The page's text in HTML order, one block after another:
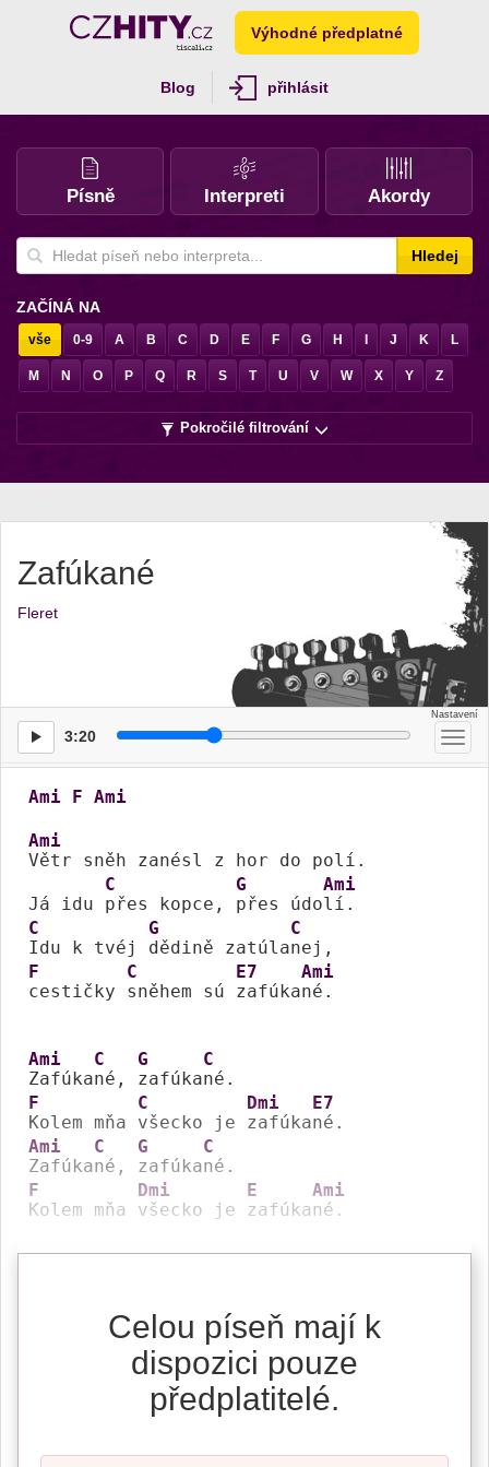
Výhodné předplatné
Blog přihlásit
Písně Interpreti Akordy
Hledej
ZAČÍNÁ NA
vše 0-9 A B C D E F G H J K L
M N O P Q R S T U V W X Y Z
Pokročilé filtrování
Zafúkané
Fleret
3:20
Ami F Ami
Ami
Větr sněh zanésl z hor do polí.
Já idu
C
přes kopce,
G
přes údo
Ami
C
Idu k tvéj
G
dědině zatúla
C
F
cestičky
C
sněhem sú
E7
zafúka
Ami
né.
Ami
Zafúka
C
né,
G
zafúka
C
F
Kolem mňa
C
všecko je
Dmi
zafúka
E7
Ami
Zafúka
C
né,
G
zafúka
C
F
Kolem mňa
Dmi
všecko je
E
zafúka
Ami
né.
Celou píseň mají k
dispozici pouze
předplatitelé.